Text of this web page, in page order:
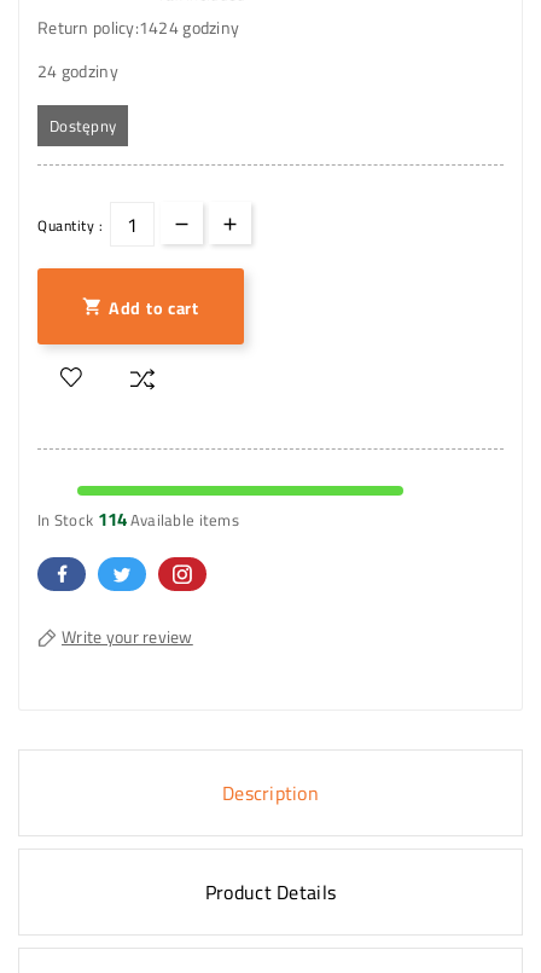
Return policy:1424 godziny
24 godziny
Dostępny
Quantity :
 Add to cart
In Stock 114Available items
Write your review
Description
Product Details